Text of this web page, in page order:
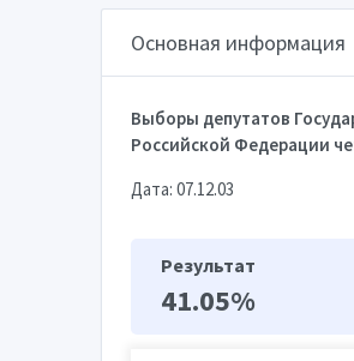
Основная информация
Выборы депутатов
Российской Федерации
Дата: 07.12.03
Результат
41.05%